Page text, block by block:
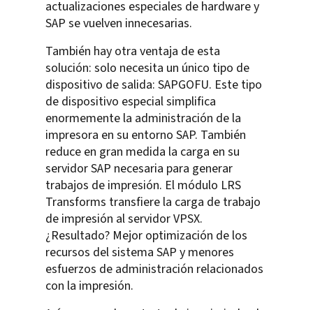
actualizaciones especiales de hardware y
SAP se vuelven innecesarias.
También hay otra ventaja de esta
solución: solo necesita un único tipo de
dispositivo de salida: SAPGOFU. Este tipo
de dispositivo especial simplifica
enormemente la administración de la
impresora en su entorno SAP. También
reduce en gran medida la carga en su
servidor SAP necesaria para generar
trabajos de impresión. El módulo LRS
Transforms transfiere la carga de trabajo
de impresión al servidor VPSX.
¿Resultado? Mejor optimización de los
recursos del sistema SAP y menores
esfuerzos de administración relacionados
con la impresión.